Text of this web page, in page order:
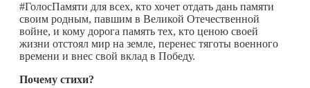
#ГолосПамяти для всех, кто хочет отдать дань памяти
своим родным, павшим в Великой Отечественной
войне, и кому дорога память тех, кто ценою своей
жизни отстоял мир на земле, перенес тяготы военного
времени и внес свой вклад в Победу.
Почему стихи?